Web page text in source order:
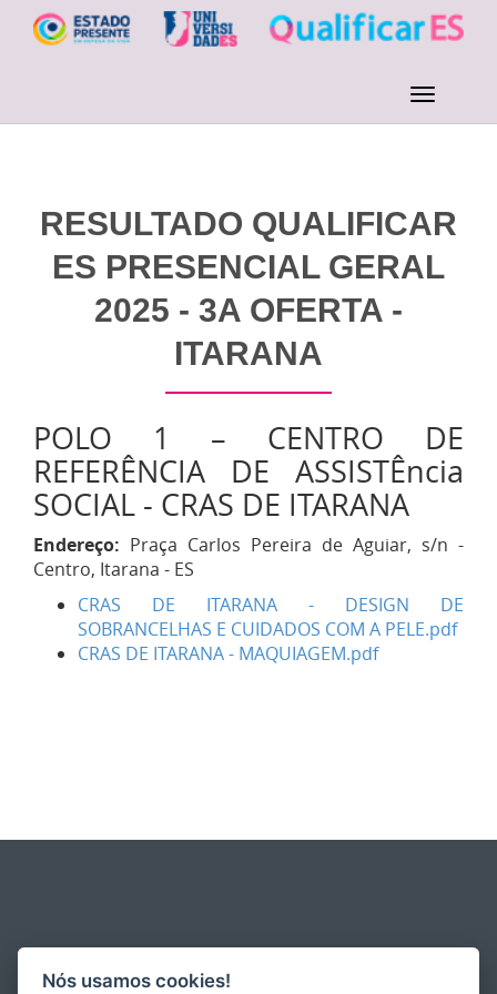
RESULTADO QUALIFICAR
ES PRESENCIAL GERAL
2025 - 3A OFERTA -
ITARANA
POLO 1 – CENTRO DE
REFERÊNCIA DE ASSISTÊncia
SOCIAL - CRAS DE ITARANA
Endereço: Praça Carlos Pereira de Aguiar, s/n -
Centro, Itarana - ES
CRAS DE ITARANA - DESIGN DE
SOBRANCELHAS E CUIDADOS COM A PELE.pdf
CRAS DE ITARANA - MAQUIAGEM.pdf
Nós usamos cookies!